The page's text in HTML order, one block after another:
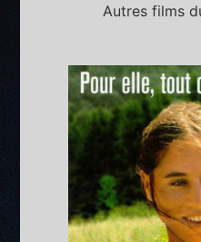
Autres films